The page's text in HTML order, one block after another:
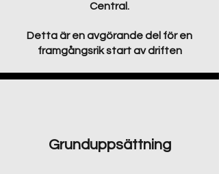
Central.
Detta är en avgörande del för en
framgångsrik start av driften
Grunduppsättning